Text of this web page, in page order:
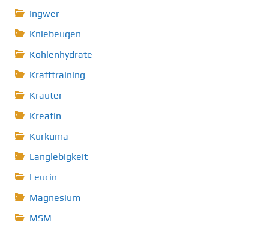
Ingwer
Kniebeugen
Kohlenhydrate
Krafttraining
Kräuter
Kreatin
Kurkuma
Langlebigkeit
Leucin
Magnesium
MSM